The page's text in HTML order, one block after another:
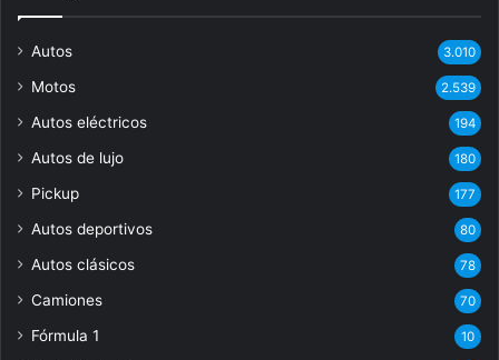
Autos 3.010
Motos 2.539
Autos eléctricos 194
Autos de lujo 180
Pickup 177
Autos deportivos 80
Autos clásicos 78
Camiones 70
Fórmula 1 10